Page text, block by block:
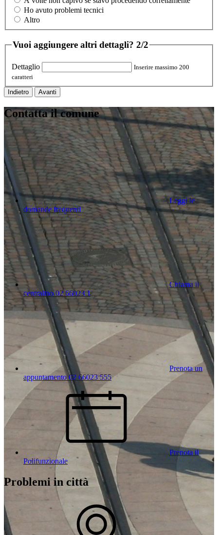
Ho avuto problemi tecnici
Altro
Vuoi aggiungere altri dettagli? 2/2
Dettaglio
Inserire massimo 200
caratteri
Indietro Avanti
Contatta il comune
Leggi le
domande frequenti
Chiama il
centralino 02 66023 1
Prenota un
appuntamento 02 66023 555
Prenota il
Polifunzionale
Problemi in città